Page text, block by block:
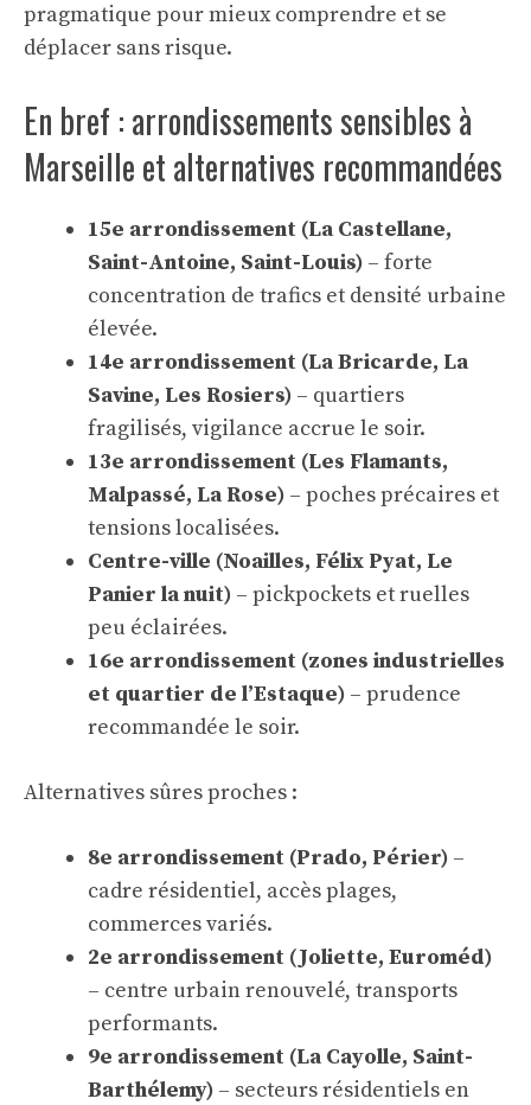
pragmatique pour mieux comprendre et se
déplacer sans risque.
En bref : arrondissements sensibles à
Marseille et alternatives recommandées
15e arrondissement (La Castellane,
Saint-Antoine, Saint-Louis) – forte
concentration de trafics et densité urbaine
élevée.
14e arrondissement (La Bricarde, La
Savine, Les Rosiers) – quartiers
fragilisés, vigilance accrue le soir.
13e arrondissement (Les Flamants,
Malpassé, La Rose) – poches précaires et
tensions localisées.
Centre-ville (Noailles, Félix Pyat, Le
Panier la nuit) – pickpockets et ruelles
peu éclairées.
16e arrondissement (zones industrielles
et quartier de l’Estaque) – prudence
recommandée le soir.
Alternatives sûres proches :
8e arrondissement (Prado, Périer) –
cadre résidentiel, accès plages,
commerces variés.
2e arrondissement (Joliette, Euroméd)
– centre urbain renouvelé, transports
performants.
9e arrondissement (La Cayolle, Saint-
Barthélemy) – secteurs résidentiels en